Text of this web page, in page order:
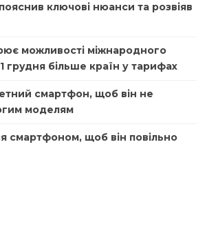
ключові нюанси та розвіяв
можливості міжнародного
1 грудня більше країн у тарифах
смартфон, щоб він не
моделям
смартфоном, щоб він повільно